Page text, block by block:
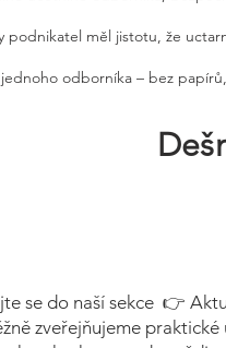
podnikatel měl jistotu, že
odborníka – bez
se do naší sekce 👉
zveřejňujeme